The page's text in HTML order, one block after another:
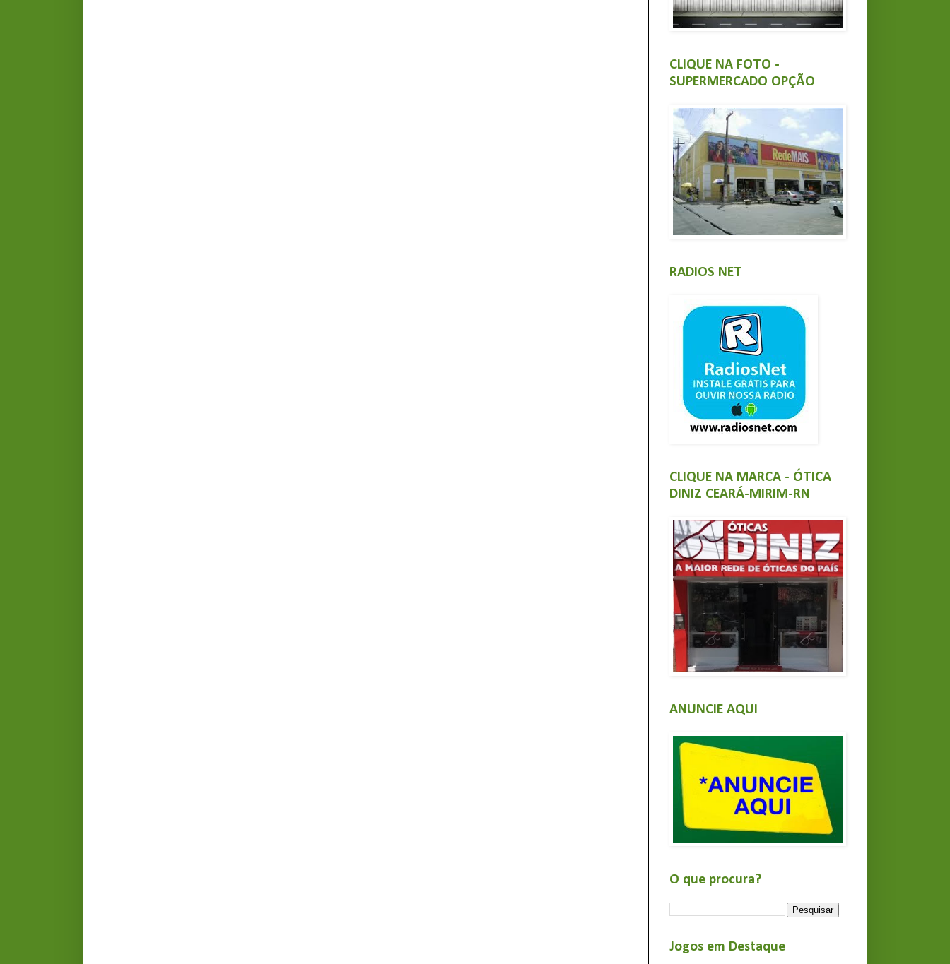
CLIQUE NA FOTO -
SUPERMERCADO OPÇÃO
RADIOS NET
CLIQUE NA MARCA - ÓTICA
DINIZ CEARÁ-MIRIM-RN
ANUNCIE AQUI
O que procura?
Jogos em Destaque